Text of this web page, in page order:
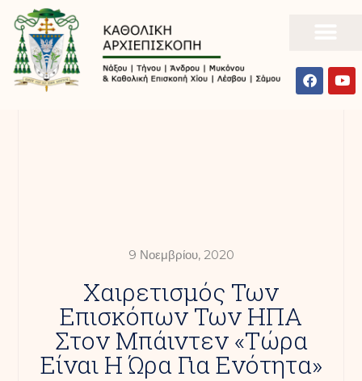
9 Νοεμβρίου, 2020
Χαιρετισμός Των
Επισκόπων Των ΗΠΑ
Στον Μπάιντεν «Τώρα
Είναι Η Ώρα Για Ενότητα»